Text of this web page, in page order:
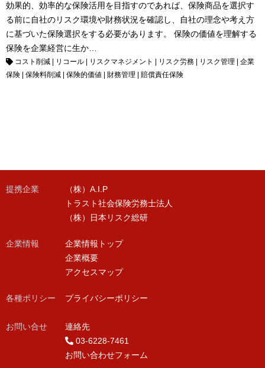
効果的、効率的な保険活用を目指すのであれば、保険商品を選択す
る前に自社のリスク環境や財務状況を確認し、自社の理念や考え方
に基づいた保険選択をする必要があります。 保険の価値を理解する
保険を企業経営に生か…
コスト削減 リコール リスクマネジメント リスク労務 リスク管理
企業
保険
保険料削減 保険的価値 財務管理 賠償責任保険
提携企業
（株）A.I.P
トラスト社会保険労務士法人
（株）日本リスク総研
企業情報
企業情報トップ
企業概要
アクセスマップ
各種ポリシー
お問い合せ
プライバシーポリシー
連絡先
03-6228-7461
お問い合わせフォーム